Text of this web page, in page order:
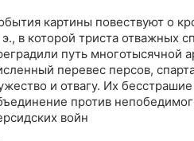
картины повествуют о
э., в которой триста отважных
путь многотысячной
перевес персов,
и отвагу. Их
против
войн